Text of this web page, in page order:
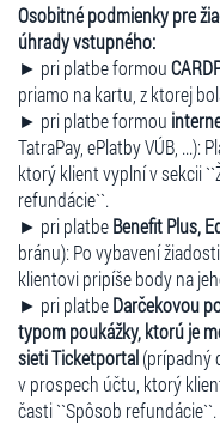
Osobitné podmienky pre
úhrady vstupného:
► pri platbe formou
priamo na kartu, z ktorej
► pri platbe formou
TatraPay, ePlatby VÚB, ...):
ktorý klient vyplní v sekcii
refundácie``.
► pri platbeBenefit Plus,
bránu): Po vybavení
klientovi pripíše body na
► pri platbeDarčekovou
typom poukážky, ktorú je
sieti Ticketportal(prípadný
v prospech účtu, ktorý
časti ``Spôsob refundácie``.